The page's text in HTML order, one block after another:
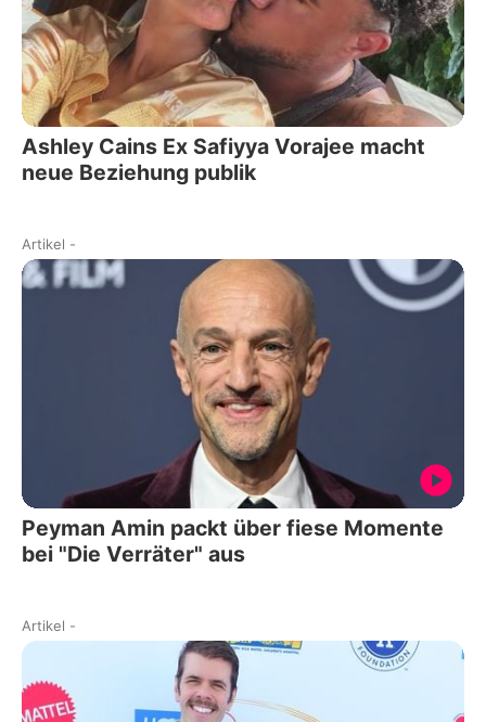
Ashley Cains Ex Safiyya Vorajee macht
neue Beziehung publik
Artikel -
Peyman Amin packt über fiese Momente
bei "Die Verräter" aus
Artikel -